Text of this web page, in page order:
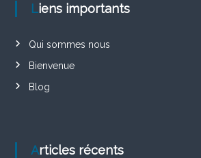
Liens importants
Qui sommes nous
Bienvenue
Blog
Articles récents